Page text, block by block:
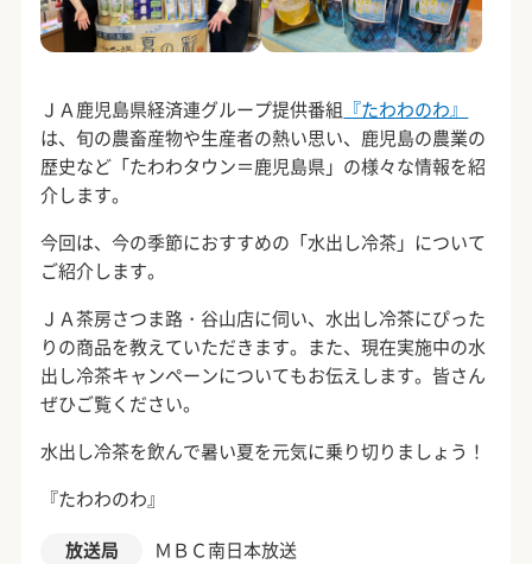
ＪＡ鹿児島県経済連グループ提供番組 『たわわのわ』
は、旬の農畜産物や生産者の熱い思い、鹿児島の農業の
歴史など「たわわタウン＝鹿児島県」の様々な情報を紹
介します。
今回は、今の季節におすすめの「水出し冷茶」について
ご紹介します。
ＪＡ茶房さつま路・谷山店に伺い、水出し冷茶にぴった
りの商品を教えていただきます。また、現在実施中の水
出し冷茶キャンペーンについてもお伝えします。皆さん
ぜひご覧ください。
水出し冷茶を飲んで暑い夏を元気に乗り切りましょう！
『たわわのわ』
放送局
ＭＢＣ南日本放送